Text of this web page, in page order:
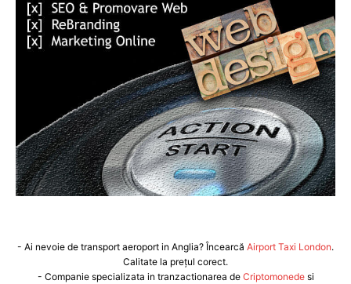
- Ai nevoie de transport aeroport in Anglia? Încearcă Airport Taxi London.
Calitate la prețul corect.
- Companie specializata in tranzactionarea de Criptomonedesi